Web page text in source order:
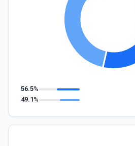
56.5%
49.1%